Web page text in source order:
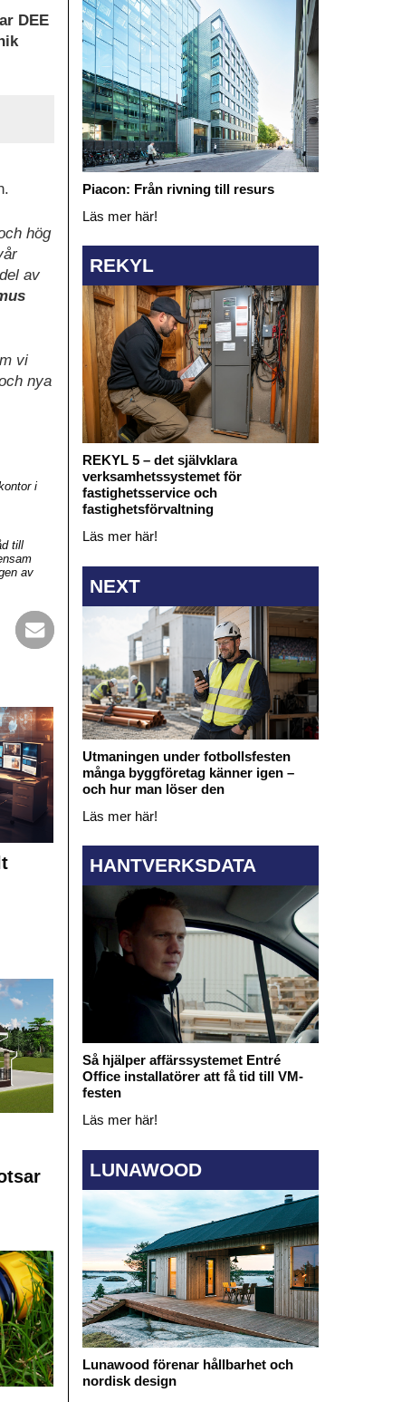
DEE
hög
av
vi
nya
i
till
av
Piacon: Från rivning till resurs
Läs mer här!
REKYL
REKYL 5 – det självklara
verksamhetssystemet för
fastighetsservice och
fastighetsförvaltning
Läs mer här!
NEXT
Utmaningen under fotbollsfesten
många byggföretag känner igen –
och hur man löser den
Läs mer här!
HANTVERKSDATA
Så hjälper affärssystemet Entré
Office installatörer att få tid till VM-
festen
Läs mer här!
LUNAWOOD
Lunawood förenar hållbarhet och
nordisk design